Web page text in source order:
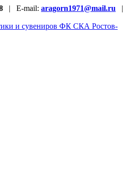
| E-mail: aragorn1971@mail.ru |
и сувениров ФК СКА Ростов-